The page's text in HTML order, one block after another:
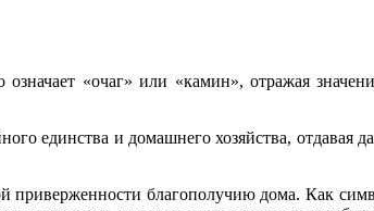
«очаг» или «камин», отражая
единства и домашнего хозяйства, отдавая
приверженности благополучию дома. Как